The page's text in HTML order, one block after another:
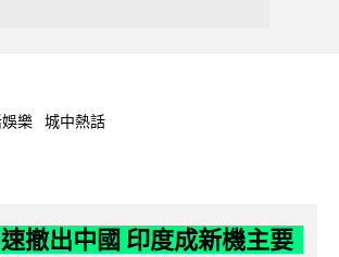
樂 城中熱話
撤出中國 印度成新機主要